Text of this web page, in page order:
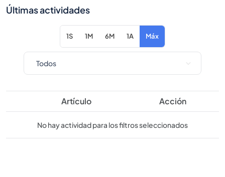
Últimas actividades
1S 1M 6M 1A Máx
Artículo Acción
No hay actividad para los filtros seleccionados